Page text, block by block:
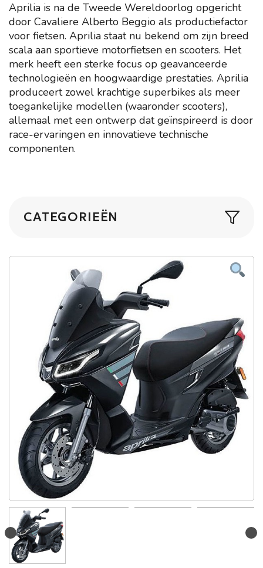
Aprilia is na de Tweede Wereldoorlog opgericht
door Cavaliere Alberto Beggio als productiefactor
voor fietsen. Aprilia staat nu bekend om zijn breed
scala aan sportieve motorfietsen en scooters. Het
merk heeft een sterke focus op geavanceerde
technologieën en hoogwaardige prestaties. Aprilia
produceert zowel krachtige superbikes als meer
toegankelijke modellen (waaronder scooters),
allemaal met een ontwerp dat geïnspireerd is door
race-ervaringen en innovatieve technische
componenten.
CATEGORIEËN